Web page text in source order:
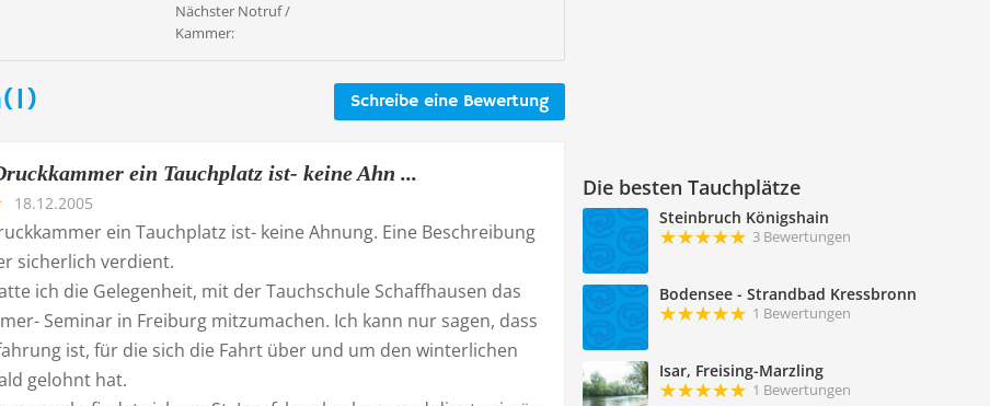
Die besten Tauchplätze
Steinbruch Königshain
3 Bewertungen
Bodensee - Strandbad Kressbronn
1 Bewertungen
Isar, Freising-Marzling
1 Bewertungen
Nächster Notruf /
Kammer:
Schreibe eine Bewertung
ein Tauchplatz ist- keine Ahn ...
18.12.2005
ein Tauchplatz ist- keine Ahnung. Eine Beschreibung
sicherlich verdient.
ich die Gelegenheit, mit der Tauchschule Schaffhausen das
Seminar in Freiburg mitzumachen. Ich kann nur sagen, dass
ist, für die sich die Fahrt über und um den winterlichen
gelohnt hat.